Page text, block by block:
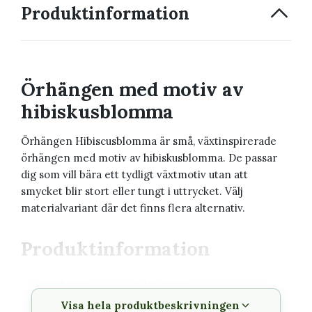
Produktinformation
Örhängen med motiv av
hibiskusblomma
Örhängen Hibiscusblomma är små, växtinspirerade
örhängen med motiv av hibiskusblomma. De passar
dig som vill bära ett tydligt växtmotiv utan att
smycket blir stort eller tungt i uttrycket. Välj
materialvariant där det finns flera alternativ.
Produktinformation
Visa hela produktbeskrivningen